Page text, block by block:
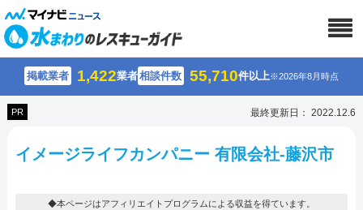
掲載業者 1,422業者相談件数 55,710件以上※2026年8月時点
PR 最終更新日： 2022.12.6
イメージライフカンパニー 有限会社-藤沢市
◆本ページはアフィリエイトプログラムによる収益を得ています。